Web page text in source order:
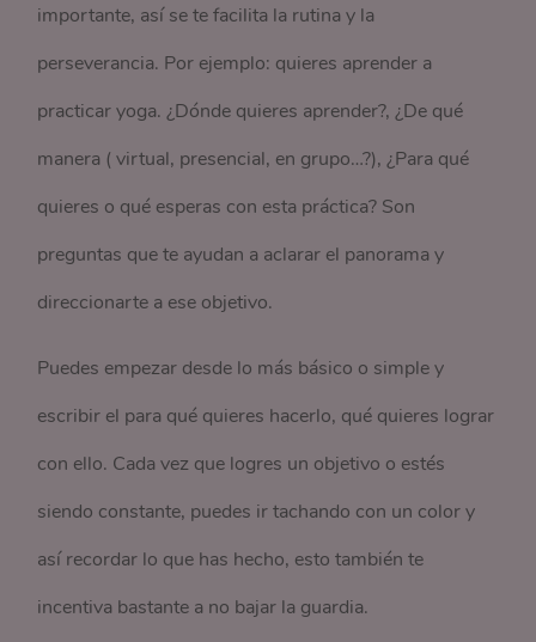
importante, así se te facilita la rutina y la
perseverancia. Por ejemplo: quieres aprender a
practicar yoga. ¿Dónde quieres aprender?, ¿De qué
manera ( virtual, presencial, en grupo…?), ¿Para qué
quieres o qué esperas con esta práctica? Son
preguntas que te ayudan a aclarar el panorama y
direccionarte a ese objetivo.
Puedes empezar desde lo más básico o simple y
escribir el para qué quieres hacerlo, qué quieres lograr
con ello. Cada vez que logres un objetivo o estés
siendo constante, puedes ir tachando con un color y
así recordar lo que has hecho, esto también te
incentiva bastante a no bajar la guardia.